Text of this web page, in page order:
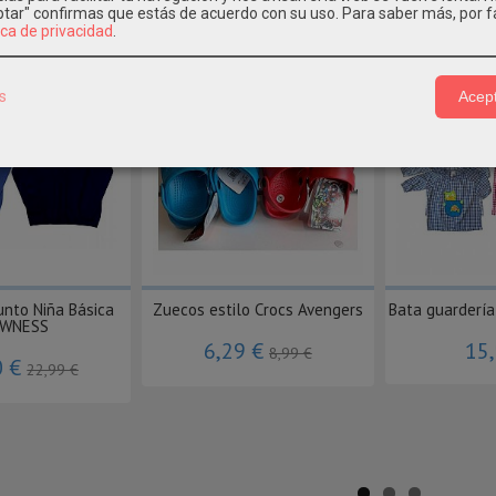
Relacionados
Niña Básica
€22,99 €
Zuecos estilo Crocs Avengers
6,29 € 8,99 €
Bata
confirmas que estás de acuerdo con su uso. Para saber más, por
de privacidad